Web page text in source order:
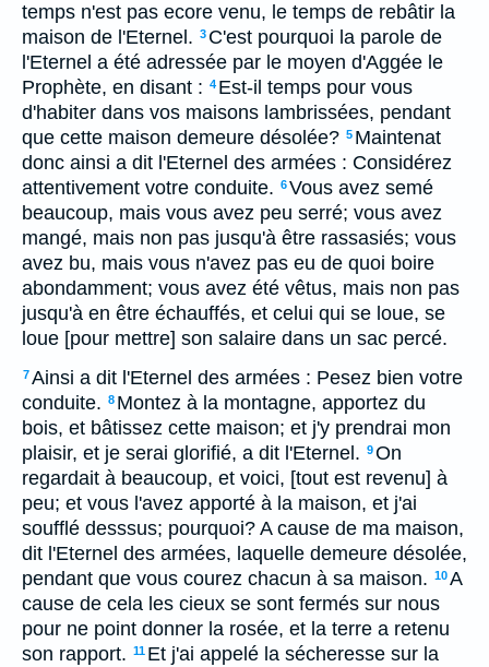
temps n'est pas ecore venu, le temps de rebâtir la
maison de l'Eternel. 3 C'est pourquoi la parole de
l'Eternel a été adressée par le moyen d'Aggée le
Prophète, en disant : 4 Est-il temps pour vous
d'habiter dans vos maisons lambrissées, pendant
que cette maison demeure désolée? 5 Maintenat
donc ainsi a dit l'Eternel des armées : Considérez
attentivement votre conduite. 6Vous avez semé
beaucoup, mais vous avez peu serré; vous avez
mangé, mais non pas jusqu'à être rassasiés; vous
avez bu, mais vous n'avez pas eu de quoi boire
abondamment; vous avez été vêtus, mais non pas
jusqu'à en être échauffés, et celui qui se loue, se
loue [pour mettre] son salaire dans un sac percé.
7Ainsi a dit l'Eternel des armées : Pesez bien votre
conduite. 8 Montez à la montagne, apportez du
bois, et bâtissez cette maison; et j'y prendrai mon
plaisir, et je serai glorifié, a dit l'Eternel. 9On
regardait à beaucoup, et voici, [tout est revenu] à
peu; et vous l'avez apporté à la maison, et j'ai
soufflé desssus; pourquoi? A cause de ma maison,
dit l'Eternel des armées, laquelle demeure désolée,
pendant que vous courez chacun à sa maison. 10A
cause de cela les cieux se sont fermés sur nous
pour ne point donner la rosée, et la terre a retenu
son rapport. 11 Et j'ai appelé la sécheresse sur la